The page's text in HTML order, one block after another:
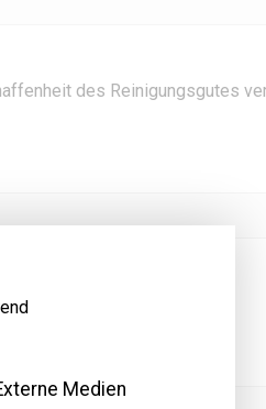
des Reinigungsgutes
Medien